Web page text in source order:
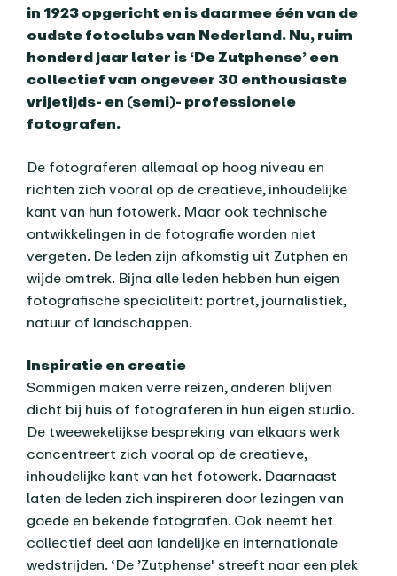
in 1923 opgericht en is daarmee één van de
oudste fotoclubs van Nederland. Nu, ruim
honderd jaar later is ‘De Zutphense’ een
collectief van ongeveer 30 enthousiaste
vrijetijds- en (semi)- professionele
fotografen.
De fotograferen allemaal op hoog niveau en
richten zich vooral op de creatieve, inhoudelijke
kant van hun fotowerk. Maar ook technische
ontwikkelingen in de fotografie worden niet
vergeten. De leden zijn afkomstig uit Zutphen en
wijde omtrek. Bijna alle leden hebben hun eigen
fotografische specialiteit: portret, journalistiek,
natuur of landschappen.
Inspiratie en creatie
Sommigen maken verre reizen, anderen blijven
dicht bij huis of fotograferen in hun eigen studio.
De tweewekelijkse bespreking van elkaars werk
concentreert zich vooral op de creatieve,
inhoudelijke kant van het fotowerk. Daarnaast
laten de leden zich inspireren door lezingen van
goede en bekende fotografen. Ook neemt het
collectief deel aan landelijke en internationale
wedstrijden. ‘De ’Zutphense' streeft naar een plek